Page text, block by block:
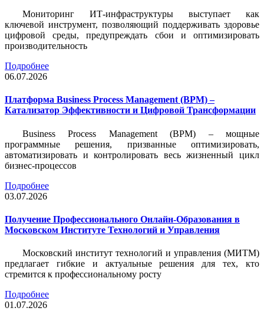
Мониторинг ИТ-инфраструктуры выступает как
ключевой инструмент, позволяющий поддерживать здоровье
цифровой среды, предупреждать сбои и оптимизировать
производительность
Подробнее
06.07.2026
Платформа Business Process Management (BPM) –
Катализатор Эффективности и Цифровой Трансформации
Business Process Management (BPM) – мощные
программные решения, призванные оптимизировать,
автоматизировать и контролировать весь жизненный цикл
бизнес-процессов
Подробнее
03.07.2026
Получение Профессионального Онлайн-Образования в
Московском Институте Технологий и Управления
Московский институт технологий и управления (МИТМ)
предлагает гибкие и актуальные решения для тех, кто
стремится к профессиональному росту
Подробнее
01.07.2026